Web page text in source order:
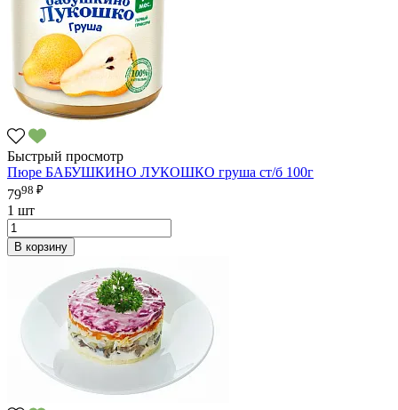
Быстрый просмотр
Пюре БАБУШКИНО ЛУКОШКО груша ст/б 100г
7998 ₽
1 шт
В корзину